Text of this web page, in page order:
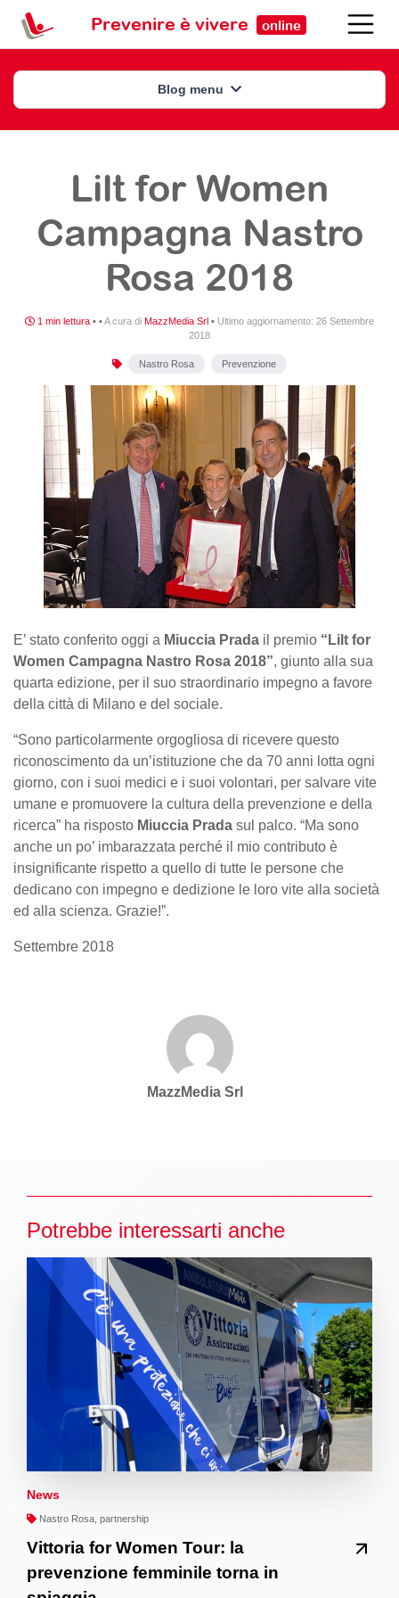
Prevenire è vivere online
Blog menu
Lilt for Women
Campagna Nastro
Rosa 2018
1 min lettura • •A cura di MazzMedia Srl • Ultimo aggiornamento: 26 Settembre
2018
Nastro Rosa Prevenzione
E’ stato conferito oggi a Miuccia Prada il premio “Lilt for
Women Campagna Nastro Rosa 2018”, giunto alla sua
quarta edizione, per il suo straordinario impegno a favore
della città di Milano e del sociale.
“Sono particolarmente orgogliosa di ricevere questo
riconoscimento da un’istituzione che da 70 anni lotta ogni
giorno, con i suoi medici e i suoi volontari, per salvare vite
umane e promuovere la cultura della prevenzione e della
ricerca” ha risposto Miuccia Prada sul palco. “Ma sono
anche un po’ imbarazzata perché il mio contributo è
insignificante rispetto a quello di tutte le persone che
dedicano con impegno e dedizione le loro vite alla società
ed alla scienza. Grazie!”.
Settembre 2018
MazzMedia Srl
Potrebbe interessarti anche
News
Nastro Rosa, partnership
Vittoria for Women Tour: la
prevenzione femminile torna in